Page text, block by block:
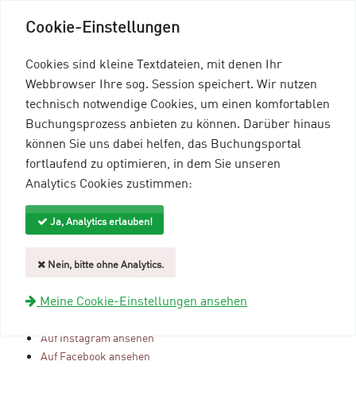
Cookie-Einstellungen
Cookies sind kleine Textdateien, mit denen Ihr
Webbrowser Ihre sog. Session speichert. Wir nutzen
technisch notwendige Cookies, um einen komfortablen
Buchungsprozess anbieten zu können. Darüber hinaus
können Sie uns dabei helfen, das Buchungsportal
fortlaufend zu optimieren, in dem Sie unseren
Analytics Cookies zustimmen:
Ja, Analytics erlauben!
Nein, bitte ohne Analytics.
Meine Cookie-Einstellungen ansehen
Menü einblenden
mein96-Profil
Anmelden
Gastgeberübersicht
Auf Instagram ansehen
Auf Facebook ansehen